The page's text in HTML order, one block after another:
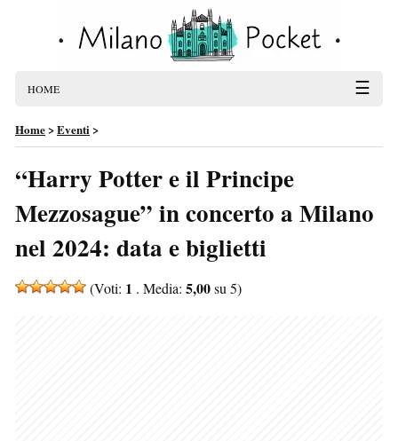
HOME ☰
Home>Eventi>
“Harry Potter e il Principe
Mezzosague” in concerto a Milano
nel 2024: data e biglietti
(Voti: 1 . Media: 5,00su 5)